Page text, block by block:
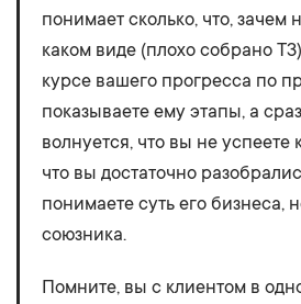
понимает сколько, что, зачем
каком виде (плохо собрано
курсе вашего прогресса по
показываете ему этапы, а
волнуется, что вы не успеете
что вы достаточно
понимаете суть его бизнеса,
союзника.
Помните, вы с клиентом в